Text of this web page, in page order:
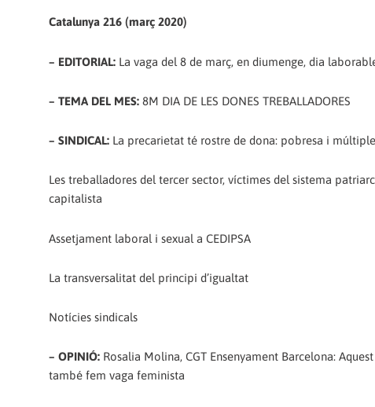
Catalunya 216 (març 2020)
– EDITORIAL: La vaga del 8 de març, en diumenge, dia
– TEMA DEL MES: 8M DIA DE LES DONES TREBALLADORES
– SINDICAL: La precarietat té rostre de dona: pobresa i
Les treballadores del tercer sector, víctimes del sistema
capitalista
Assetjament laboral i sexual a CEDIPSA
La transversalitat del principi d’igualtat
Notícies sindicals
– OPINIÓ: Rosalia Molina, CGT Ensenyament Barcelona:
també fem vaga feminista